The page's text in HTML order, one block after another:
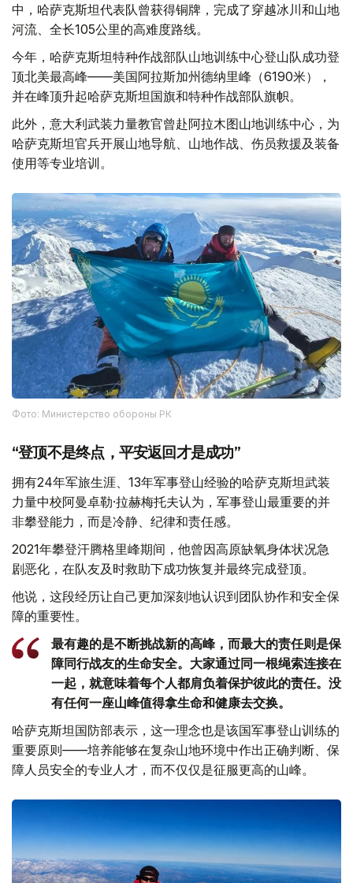
中，哈萨克斯坦代表队曾获得铜牌，完成了穿越冰川和山地
河流、全长105公里的高难度路线。
今年，哈萨克斯坦特种作战部队山地训练中心登山队成功登
顶北美最高峰——美国阿拉斯加州德纳里峰（6190米），
并在峰顶升起哈萨克斯坦国旗和特种作战部队旗帜。
此外，意大利武装力量教官曾赴阿拉木图山地训练中心，为
哈萨克斯坦官兵开展山地导航、山地作战、伤员救援及装备
使用等专业培训。
Фото: Министерство обороны РК
“登顶不是终点，平安返回才是成功”
拥有24年军旅生涯、13年军事登山经验的哈萨克斯坦武装
力量中校阿曼卓勒·拉赫梅托夫认为，军事登山最重要的并
非攀登能力，而是冷静、纪律和责任感。
2021年攀登汗腾格里峰期间，他曾因高原缺氧身体状况急
剧恶化，在队友及时救助下成功恢复并最终完成登顶。
他说，这段经历让自己更加深刻地认识到团队协作和安全保
障的重要性。
最有趣的是不断挑战新的高峰，而最大的责任则是保
障同行战友的生命安全。大家通过同一根绳索连接在
一起，就意味着每个人都肩负着保护彼此的责任。没
有任何一座山峰值得拿生命和健康去交换。
哈萨克斯坦国防部表示，这一理念也是该国军事登山训练的
重要原则——培养能够在复杂山地环境中作出正确判断、保
障人员安全的专业人才，而不仅仅是征服更高的山峰。